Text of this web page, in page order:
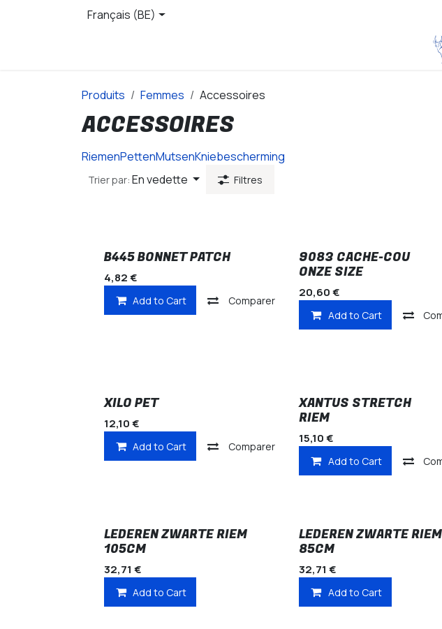
Se rendre au contenuFrançais (BE)
Produits Femmes Accessoires
ACCESSOIRES
RiemenPettenMutsenKniebescherming
Trier par: En vedette Filtres
B445 BONNET PATCH
4,82€
Add to Cart Comparer
9083 CACHE-COU
ONZE SIZE
20,60€
Add to Cart
XILO PET
12,10€
Add to Cart Comparer
XANTUS STRETCH
RIEM
15,10€
Add to Cart
LEDEREN ZWARTE RIEM
105CM
32,71 €
Add to Cart
LEDEREN ZWARTE RIEM
85CM
32,71 €
Add to Cart